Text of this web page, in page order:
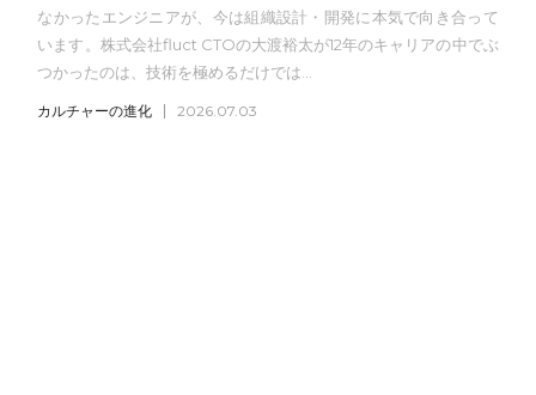
なかったエンジニアが、今は組織設計・開発に本気で向き合って
います。株式会社fluct CTOの大渡裕太が12年のキャリアの中でぶ
つかったのは、技術を極めるだけでは...
カルチャーの進化 2026.07.03